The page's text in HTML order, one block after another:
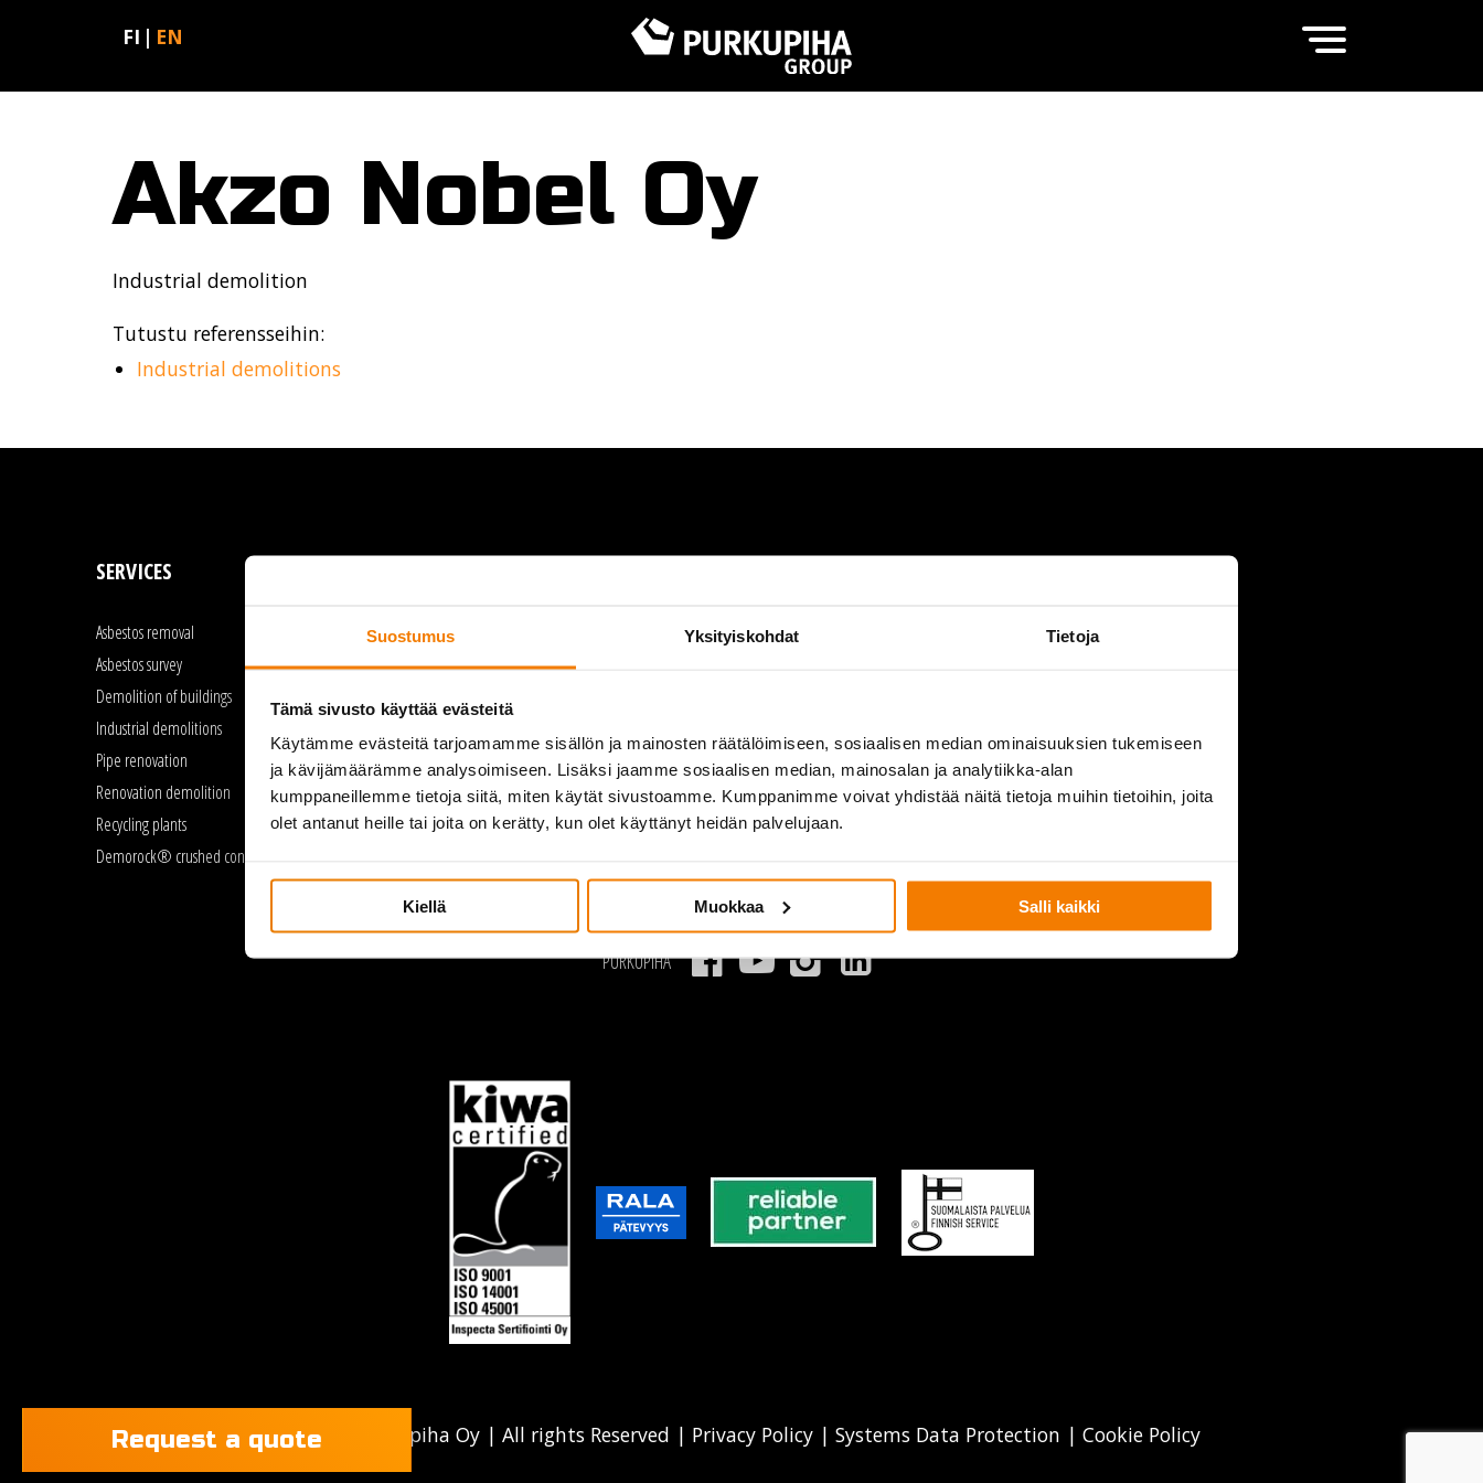
Suostumus Yksityiskohdat Tietoja
Tämä sivusto käyttää evästeitä
Käytämme evästeitä tarjoamamme sisällön ja mainosten räätälöimiseen, sosiaalisen median ominaisuuksien tukemiseen
ja kävijämäärämme analysoimiseen. Lisäksi jaamme sosiaalisen median, mainosalan ja analytiikka-alan
kumppaneillemme tietoja siitä, miten käytät sivustoamme. Kumppanimme voivat yhdistää näitä tietoja muihin tietoihin, joita
olet antanut heille tai joita on kerätty, kun olet käyttänyt heidän palvelujaan.
Kiellä Muokkaa Salli kaikki
FI EN
Akzo Nobel Oy
Industrial demolition
Tutustu referensseihin:
Industrial demolitions
SERVICES
Asbestos removal
Asbestos survey
Demolition of buildings
Industrial demolitions
Pipe renovation
Renovation demolition
Recycling plants
Demorock® crushed concrete
Asbestos removal
Pipe renovation
Industrial demolitions
Quality and environment
PURKUPIHA
2026 @ Purkupiha Oy | All rights Reserved | Privacy Policy | Systems Data Protection | Cookie Policy
Request a quote